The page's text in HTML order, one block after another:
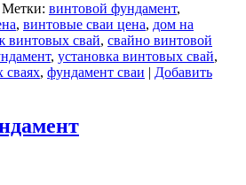
Метки: винтовой фундамент,
, винтовые сваи цена, дом на
винтовых свай, свайно винтовой
, установка винтовых свай,
сваях, фундамент сваи | Добавить